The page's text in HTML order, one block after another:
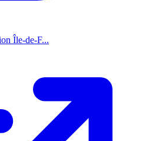
Île-de-F...